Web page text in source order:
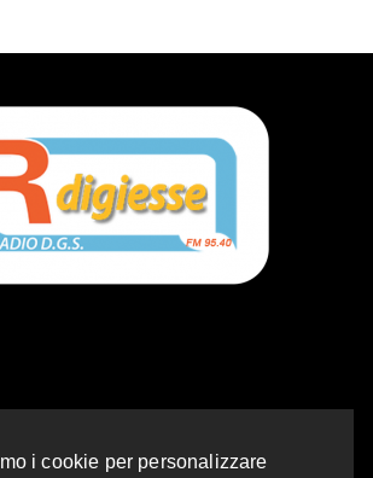
72 88 5
i cookie per personalizzare